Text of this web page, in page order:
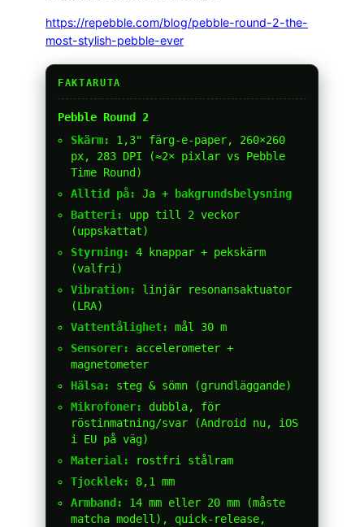
https://repebble.com/blog/pebble-round-2-the-
most-stylish-pebble-ever
FAKTARUTA
Pebble Round 2
Skärm:
1,3" färg-e-paper, 260×260
px, 283 DPI (≈2× pixlar vs Pebble
Time Round)
Alltid på:
Ja +
bakgrundsbelysning
Batteri:
upp till 2 veckor
(uppskattat)
Styrning:
4 knappar + pekskärm
(valfri)
Vibration:
linjär resonansaktuator
(LRA)
Vattentålighet:
mål 30 m
Sensorer:
accelerometer +
magnetometer
Hälsa:
steg & sömn (grundläggande)
Mikrofoner:
dubbla, för
röstinmatning/svar (Android nu, iOS
i EU på väg)
Material:
rostfri stålram
Tjocklek:
8,1 mm
Armband:
14 mm eller 20 mm (måste
matcha modell), quick-release,